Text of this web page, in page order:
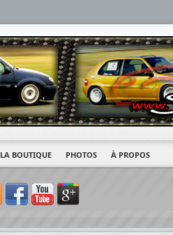
LA BOUTIQUE PHOTOS À PROPOS